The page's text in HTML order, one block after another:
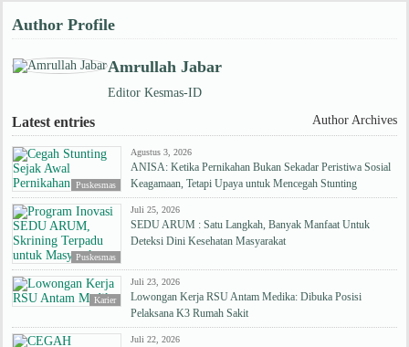
Author Profile
Amrullah Jabar
Editor Kesmas-ID
Latest entries Author Archives
Puskesmas
Agustus 3, 2026
ANISA: Ketika Pernikahan Bukan Sekadar Peristiwa Sosial
Keagamaan, Tetapi Upaya untuk Mencegah Stunting
Puskesmas
Juli 25, 2026
SEDU ARUM : Satu Langkah, Banyak Manfaat Untuk
Deteksi Dini Kesehatan Masyarakat
Karier
Juli 23, 2026
Lowongan Kerja RSU Antam Medika: Dibuka Posisi
Pelaksana K3 Rumah Sakit
Juli 22, 2026